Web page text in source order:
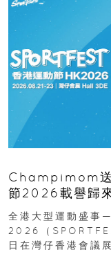
Champimom
節2026載譽歸
動、街舞比賽＋
全港大型運動盛事
2026（
日在灣仔香港會議